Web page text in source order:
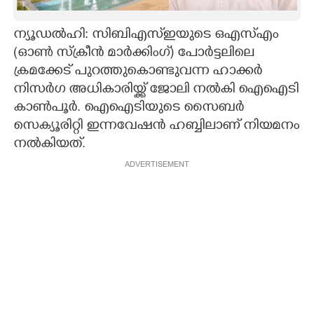
LITERATURE
ZOOM
CONTACT US
ന്യൂ‌ഡൽഹി: സിബിഎസ്ഇയുടെ ഒഎസ്എം
(ഓൺ സ്ക്രീൻ മാർക്കിംഗ്) പോ‌ർട്ടലിലെ
ക്രമക്കേട് പുറത്തുകൊണ്ടുവന്ന ഹാക്കർ
നിസർഗ അധികാരിയ്ക്ക് ജോലി നൽകി ഐഐടി
കാൺപൂർ. ഐഐടിയുടെ സൈബർ
സെക്യൂരിറ്റി ഇന്നവേഷൻ ഹബ്ബിലാണ് നിയമനം
നൽകിയത്.
ADVERTISEMENT